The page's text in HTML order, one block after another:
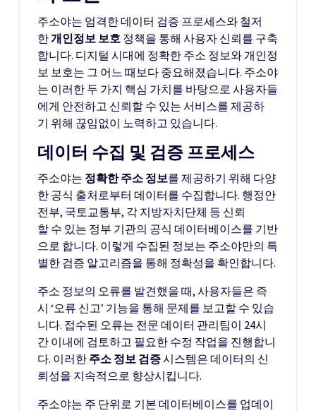
주소야는 엄격한 데이터 검증 프로세스와 철저
한개인정보 보호 정책을 통해 사용자 신뢰를 구축
합니다. 디지털 시대에 정확한 주소 정보와 개인정
보 보호는 그 어느 때보다 중요해졌습니다. 주소야
는 이러한 두 가지 핵심 가치를 바탕으로 사용자들
에게 안전하고 신뢰할 수 있는 서비스를 제공하
기 위해 끊임없이 노력하고 있습니다.
데이터 수집 및 검증 프로세스
주소야는 정확한 주소 정보를 제공하기 위해 다양
한 공식 출처로부터 데이터를 수집합니다. 행정안
전부, 국토교통부, 각 지방자치단체 등 신뢰
할 수 있는 정부 기관의 공식 데이터베이스를 기반
으로 합니다. 이렇게 수집된 정보는 주소야만의 특
별한 검증 알고리즘을 통해 정확성을 확인합니다.
주소 정보의 오류를 발견했을 때, 사용자들은 즉
시 ‘오류 신고’ 기능을 통해 문제를 보고할 수 있습
니다. 접수된 오류는 전문 데이터 관리팀이 24시
간 이내에 검토하고 필요한 수정 작업을 진행합니
다. 이러한 주소 정보 검증시스템은 데이터의 신
뢰성을 지속적으로 향상시킵니다.
주소야는 주 단위로 기본 데이터베이스를 업데이